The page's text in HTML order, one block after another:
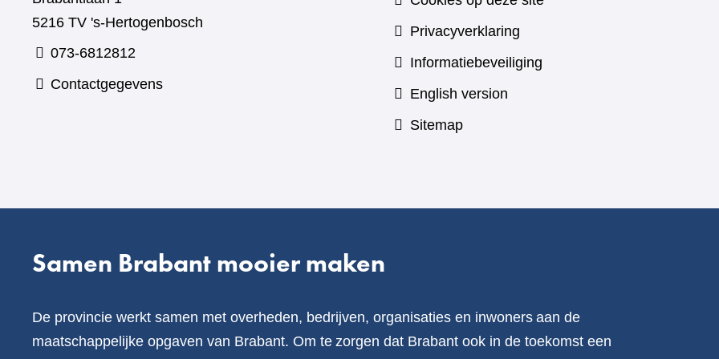
5216 TV 's-Hertogenbosch
073-6812812
Contactgegevens
Privacyverklaring
Informatiebeveiliging
English version
Sitemap
Samen Brabant mooier maken
De provincie werkt samen met overheden, bedrijven, organisaties en inwoners aan de
maatschappelijke opgaven van Brabant. Om te zorgen dat Brabant ook in de toekomst een